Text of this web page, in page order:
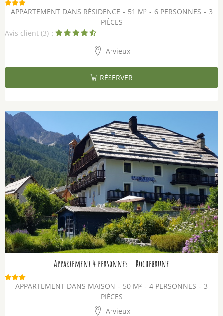
APPARTEMENT DANS RÉSIDENCE 51 M² 6 PERSONNES
3
PIÈCES
Avis client (3)
Arvieux
RÉSERVER
Appartement 4 personnes - Rochebrune
APPARTEMENT DANS MAISON 50 M² 4 PERSONNES
3
PIÈCES
Arvieux